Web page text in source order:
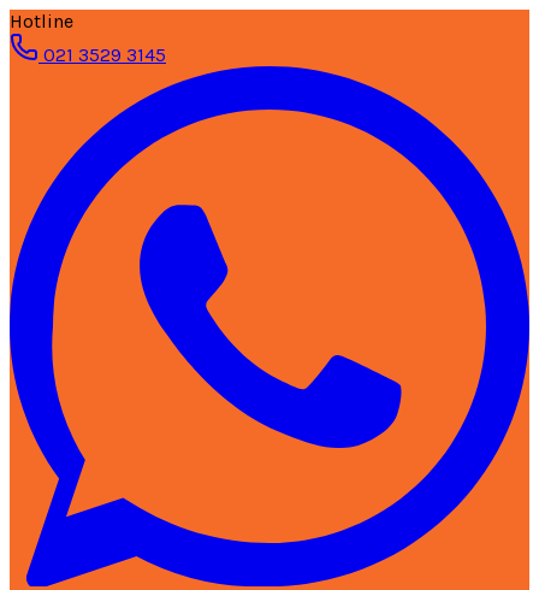
Hotline
021 3529 3145